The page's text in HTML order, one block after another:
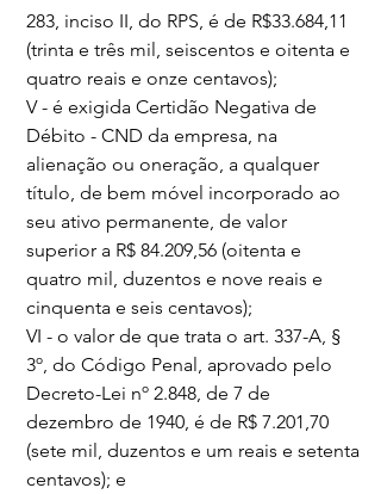
283, inciso II, do RPS, é de R$33.684,11
(trinta e três mil, seiscentos e oitenta e
quatro reais e onze centavos);
V - é exigida Certidão Negativa de
Débito - CND da empresa, na
alienação ou oneração, a qualquer
título, de bem móvel incorporado ao
seu ativo permanente, de valor
superior a R$ 84.209,56 (oitenta e
quatro mil, duzentos e nove reais e
cinquenta e seis centavos);
VI - o valor de que trata o art. 337-A, §
3º, do Código Penal, aprovado pelo
Decreto-Lei nº 2.848, de 7 de
dezembro de 1940, é de R$ 7.201,70
(sete mil, duzentos e um reais e setenta
centavos); e